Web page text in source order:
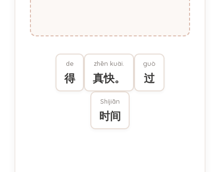
de
得
zhēn kuài.
真快。
guò
过
Shíjiān
时间